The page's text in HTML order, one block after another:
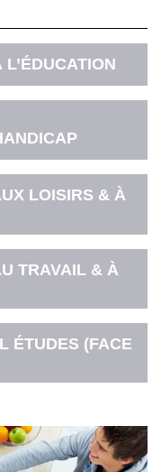
LOISIRS & À
TRAVAIL & À
ÉTUDES (FACE